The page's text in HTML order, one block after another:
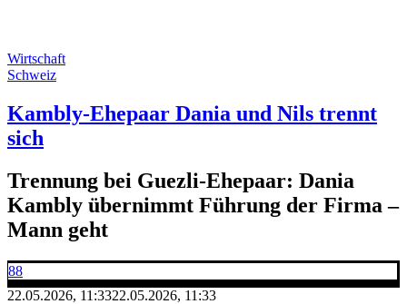
Wirtschaft
Schweiz
Kambly-Ehepaar Dania und Nils trennt
sich
Trennung bei Guezli-Ehepaar: Dania
Kambly übernimmt Führung der Firma –
Mann geht
88
22.05.2026, 11:3322.05.2026, 11:33